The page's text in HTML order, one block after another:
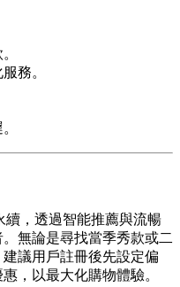
務。
續，透過智能推薦與流暢
無論是尋找當季秀款或二
議用戶註冊後先設定偏
，以最大化購物體驗。